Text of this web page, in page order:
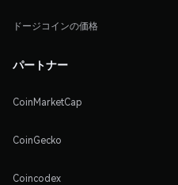
ドージコインの価格
パートナー
CoinMarketCap
CoinGecko
Coincodex